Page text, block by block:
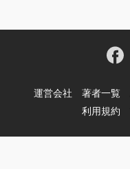
運営会社 著者一覧
利用規約